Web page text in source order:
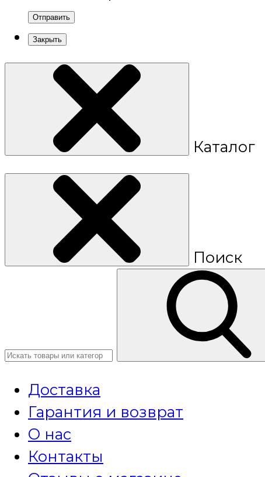
Отправить
Закрыть
Каталог
Поиск
Доставка
Гарантия и возврат
О нас
Контакты